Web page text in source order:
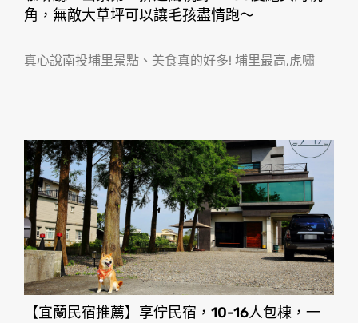
角，無敵大草坪可以讓毛孩盡情跑〜
真心說南投埔里景點、美食真的好多! 埔里最高,虎嘯
【宜蘭民宿推薦】享佇民宿，10-16人包棟，一